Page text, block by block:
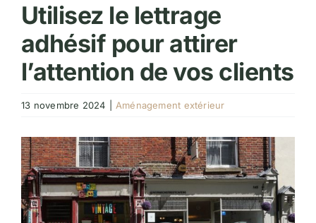
Utilisez le lettrage
adhésif pour attirer
l’attention de vos clients
13 novembre 2024 Aménagement extérieur